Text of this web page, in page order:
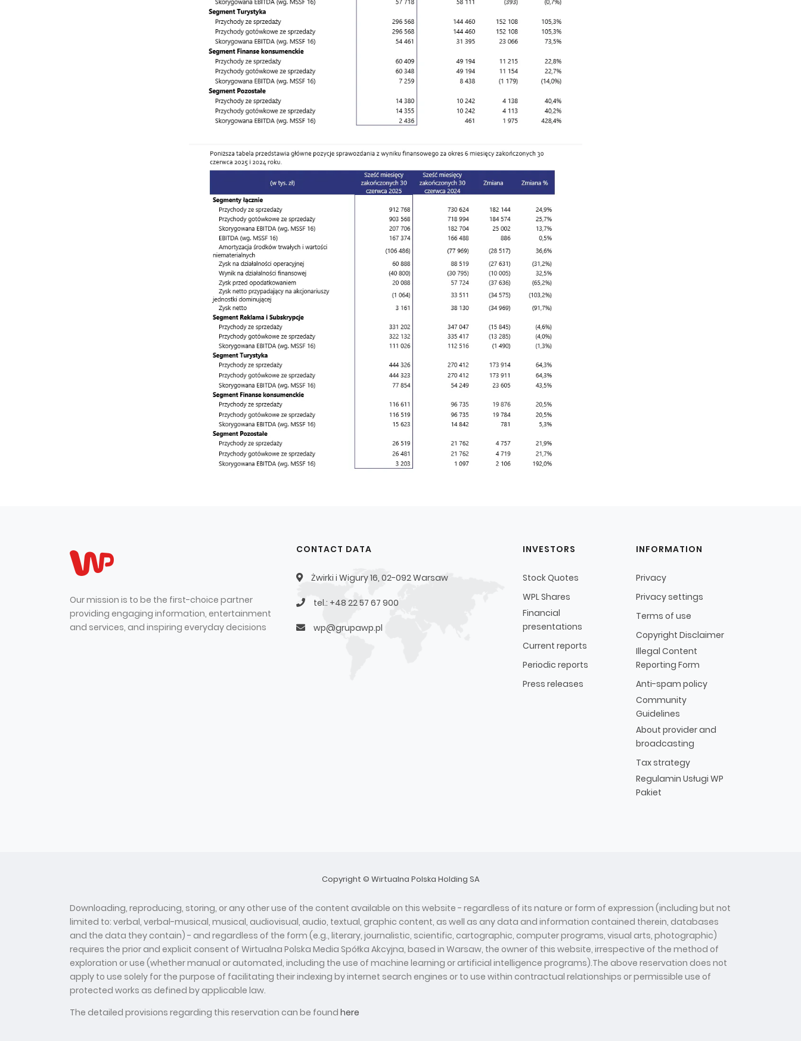
Our mission is to be the first-choice partner
providing engaging information, entertainment
and services, and inspiring everyday decisions
CONTACT DATA
Żwirki i Wigury 16, 02-092 Warsaw
tel.: +48 22 57 67 900
wp@grupawp.pl
INVESTORS
Stock Quotes
WPL Shares
Financial
presentations
Current reports
Periodic reports
Press releases
INFORMATION
Privacy
Privacy settings
Terms of use
Copyright Disclaimer
Illegal Content
Reporting Form
Anti-spam policy
Community
Guidelines
About provider and
broadcasting
Tax strategy
Regulamin Usługi WP
Pakiet
Copyright © Wirtualna Polska Holding SA
Downloading, reproducing, storing, or any other use of the content available on this website - regardless of its nature or form of expression (including but not
limited to: verbal, verbal-musical, musical, audiovisual, audio, textual, graphic content, as well as any data and information contained therein, databases
and the data they contain) - and regardless of the form (e.g., literary, journalistic, scientific, cartographic, computer programs, visual arts, photographic)
requires the prior and explicit consent of Wirtualna Polska Media Spółka Akcyjna, based in Warsaw, the owner of this website, irrespective of the method of
exploration or use (whether manual or automated, including the use of machine learning or artificial intelligence programs).The above reservation does not
apply to use solely for the purpose of facilitating their indexing by internet search engines or to use within contractual relationships or permissible use of
protected works as defined by applicable law.
The detailed provisions regarding this reservation can be found here